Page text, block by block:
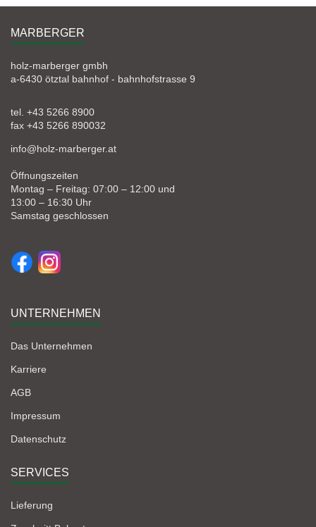
MARBERGER
holz-marberger gmbh
a-6430 ötztal bahnhof - bahnhofstrasse 9
tel. +43 5266 8900
fax +43 5266 890032
info@holz-marberger.at
Öffnungszeiten
Montag – Freitag: 07:00 – 12:00 und
13:00 – 16:30 Uhr
Samstag geschlossen
UNTERNEHMEN
Das Unternehmen
Karriere
AGB
Impressum
Datenschutz
SERVICES
Lieferung